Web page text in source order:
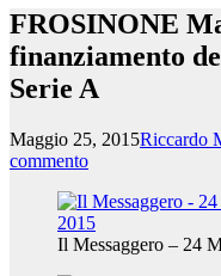
FROSINONE
finanziamento
Serie A
Maggio 25, 2015Riccardo
commento
Il Messaggero – 24